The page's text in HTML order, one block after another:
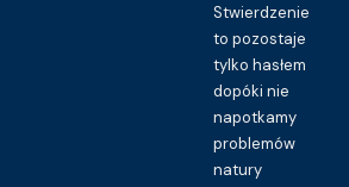
Stwierdzenie
to pozostaje
tylko hasłem
dopóki nie
napotkamy
problemów
natury